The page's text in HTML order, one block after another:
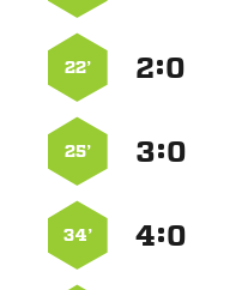
:
22’
:
25’
:
34’